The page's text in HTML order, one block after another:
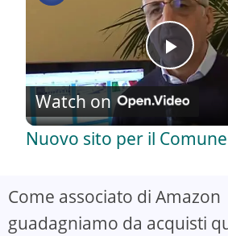
P
l
y
Watch on
Nuovo sito per il
Come associato di Amazon
guadagniamo da acquisti